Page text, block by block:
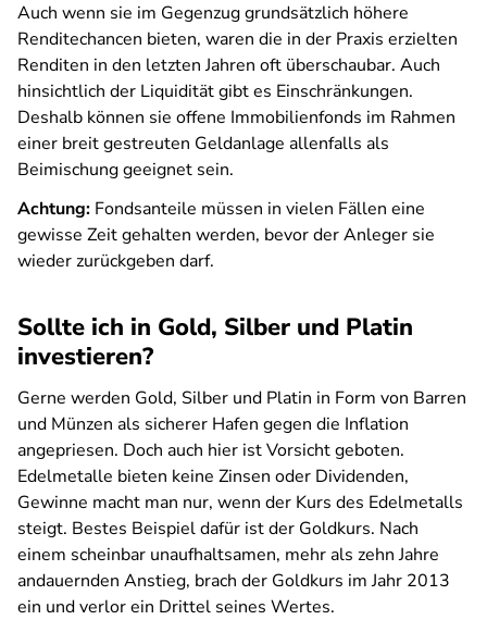
Auch wenn sie im Gegenzug grundsätzlich höhere
Renditechancen bieten, waren die in der Praxis erzielten
Renditen in den letzten Jahren oft überschaubar. Auch
hinsichtlich der Liquidität gibt es Einschränkungen.
Deshalb können sie offene Immobilienfonds im Rahmen
einer breit gestreuten Geldanlage allenfalls als
Beimischung geeignet sein.
Achtung: Fondsanteile müssen in vielen Fällen eine
gewisse Zeit gehalten werden, bevor der Anleger sie
wieder zurückgeben darf.
Sollte ich in Gold, Silber und Platin
investieren?
Gerne werden Gold, Silber und Platin in Form von Barren
und Münzen als sicherer Hafen gegen die Inflation
angepriesen. Doch auch hier ist Vorsicht geboten.
Edelmetalle bieten keine Zinsen oder Dividenden,
Gewinne macht man nur, wenn der Kurs des Edelmetalls
steigt. Bestes Beispiel dafür ist der Goldkurs. Nach
einem scheinbar unaufhaltsamen, mehr als zehn Jahre
andauernden Anstieg, brach der Goldkurs im Jahr 2013
ein und verlor ein Drittel seines Wertes.